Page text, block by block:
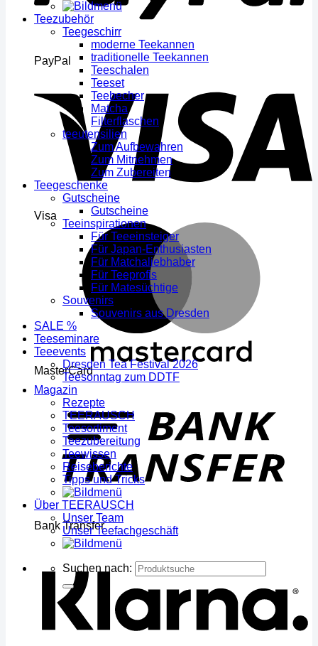
PayPal
Visa
MasterCard
Bank Transfer
Teezubehör
Teegeschirr
moderne Teekannen
traditionelle Teekannen
Teeschalen
Teeset
Teebecher
Matcha
Filterflaschen
teeutensilien
Zum Aufbewahren
Zum Mitnehmen
Zum Zubereiten
Teegeschenke
Gutscheine
Gutscheine
Teeinspirationen
Für Teeeinsteiger
Für Japan-Enthusiasten
Für Matchaliebhaber
Für Teeprofis
Für Matesüchtige
Souvenirs
Souvenirs aus Dresden
SALE %
Teeseminare
Teeevents
Dresden Tea Festival 2026
Teesonntag zum DDTF
Magazin
Rezepte
TEERAUSCH
Teesortiment
Teezubereitung
Teewissen
Reiseberichte
Tipps und Tricks
Über TEERAUSCH
Unser Team
Unser Teefachgeschäft
Suchen nach: